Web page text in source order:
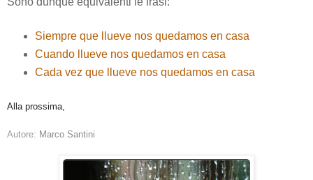
Siempre que llueve nos quedamos en casa
Cuando llueve nos quedamos en casa
Cada vez que llueve nos quedamos en casa
Alla prossima,
Autore: Marco Santini